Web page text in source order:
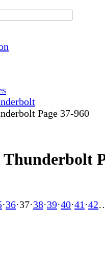
Page 37-960
·36·37·38·39·40·41 ·42